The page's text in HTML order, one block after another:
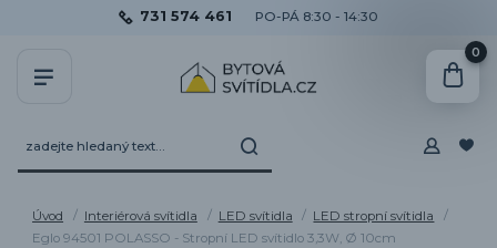
731 574 461 PO-PÁ 8:30 - 14:30
0
Úvod Interiérová svítidla LED svítidla
LED stropní svítidla
Eglo 94501 POLASSO - Stropní LED svítidlo 3,3W, Ø 10cm